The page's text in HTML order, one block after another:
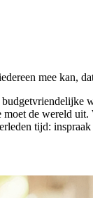
mee kan,
de wereld
tijd: